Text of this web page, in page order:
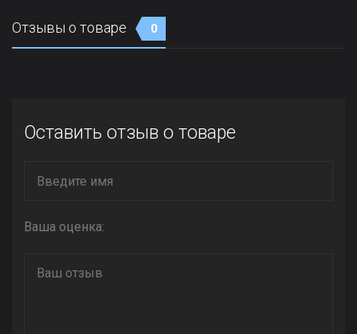
Отзывы о товаре 0
Оставить отзыв о товаре
Ваша оценка: